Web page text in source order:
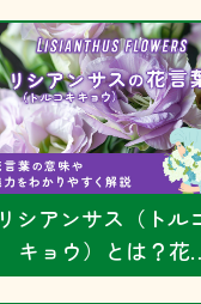
リシアンサス（トル
キョウ）とは？